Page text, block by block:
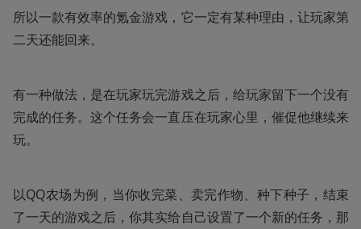
所以一款有效率的氪金游戏，它一定有某种理由，让玩家第
二天还能回来。
有一种做法，是在玩家玩完游戏之后，给玩家留下一个没有
完成的任务。这个任务会一直压在玩家心里，催促他继续来
玩。
以QQ农场为例，当你收完菜、卖完作物、种下种子，结束
了一天的游戏之后，你其实给自己设置了一个新的任务，那